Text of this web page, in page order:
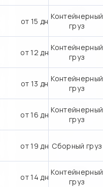
от 15 дн.
от 12 дн.
от 13 дн.
от 16 дн.
от 19 дн.
от 14 дн.
Контейнерный
груз
Контейнерный
груз
Контейнерный
груз
Контейнерный
груз
Сборный груз
Контейнерный
груз